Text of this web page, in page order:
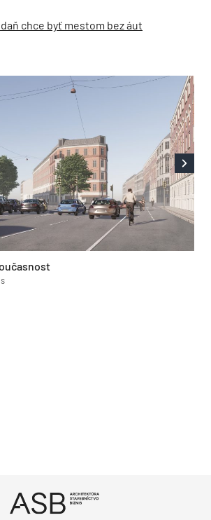
chce byť mestom bez áut